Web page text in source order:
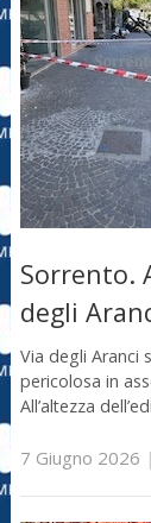
Sorrento.
degli
Via degli Aranci
pericolosa in
All’altezza
7 Giugno 2026 |